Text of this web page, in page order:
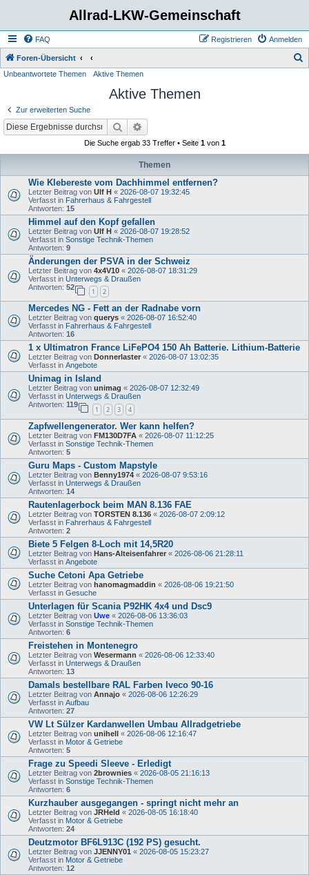
Allrad-LKW-Gemeinschaft
FAQ Anmelden
Registrieren
Foren-Übersicht
Unbeantwortete Themen Aktive Themen
Aktive Themen
Zur erweiterten Suche
Suche
Die Suche ergab 33 Treffer • Seite 1von 1
Themen
Wie Klebereste vom Dachhimmel entfernen?
Letzter Beitrag von Ulf H « 2026-08-07 19:32:45
Verfasst in Fahrerhaus & Fahrgestell
Antworten: 15
Himmel auf den Kopf gefallen
Letzter Beitrag von Ulf H « 2026-08-07 19:28:52
Verfasst in Sonstige Technik-Themen
Antworten: 9
Änderungen der PSVA in der Schweiz
Letzter Beitrag von 4x4V10 « 2026-08-07 18:31:29
Verfasst in Unterwegs & Draußen
Antworten: 52
1 2
Mercedes NG - Fett an der Radnabe vorn
Letzter Beitrag von querys « 2026-08-07 16:52:40
Verfasst in Fahrerhaus & Fahrgestell
Antworten: 16
1 x Ultimatron France LiFePO4 150 Ah Batterie. Lithium-Batterie
Letzter Beitrag von Donnerlaster « 2026-08-07 13:02:35
Verfasst in Angebote
Unimag in Island
Letzter Beitrag von unimag « 2026-08-07 12:32:49
Verfasst in Unterwegs & Draußen
Antworten: 119
1 2 3 4
Zapfwellengenerator. Wer kann helfen?
Letzter Beitrag von FM130D7FA « 2026-08-07 11:12:25
Verfasst in Sonstige Technik-Themen
Antworten: 5
Guru Maps - Custom Mapstyle
Letzter Beitrag von Benny1974 « 2026-08-07 9:53:16
Verfasst in Unterwegs & Draußen
Antworten: 14
Rautenlagerbock beim MAN 8.136 FAE
Letzter Beitrag von TORSTEN 8.136 « 2026-08-07 2:09:12
Verfasst in Fahrerhaus & Fahrgestell
Antworten: 2
Biete 5 Felgen 8-Loch mit 14,5R20
Letzter Beitrag von Hans-Alteisenfahrer « 2026-08-06 21:28:11
Verfasst in Angebote
Suche Cetoni Apa Getriebe
Letzter Beitrag von hanomagmaddin « 2026-08-06 19:21:50
Verfasst in Gesuche
Unterlagen für Scania P92HK 4x4 und Dsc9
Letzter Beitrag von Uwe « 2026-08-06 13:36:03
Verfasst in Sonstige Technik-Themen
Antworten: 6
Freistehen in Montenegro
Letzter Beitrag von Wesermann « 2026-08-06 12:33:40
Verfasst in Unterwegs & Draußen
Antworten: 13
Damals bestellbare RAL Farben Iveco 90-16
Letzter Beitrag von Annajo « 2026-08-06 12:26:29
Verfasst in Aufbau
Antworten: 27
VW Lt Sülzer Kardanwellen Umbau Allradgetriebe
Letzter Beitrag von unihell « 2026-08-06 12:16:47
Verfasst in Motor & Getriebe
Antworten: 5
Frage zu Speedi Sleeve - Erledigt
Letzter Beitrag von 2brownies « 2026-08-05 21:16:13
Verfasst in Sonstige Technik-Themen
Antworten: 6
Kurzhauber ausgegangen - springt nicht mehr an
Letzter Beitrag von JRHeld « 2026-08-05 16:18:40
Verfasst in Motor & Getriebe
Antworten: 24
Deutzmotor BF6L913C (192 PS) gesucht.
Letzter Beitrag von JJENNY01 « 2026-08-05 15:23:27
Verfasst in Motor & Getriebe
Antworten: 12